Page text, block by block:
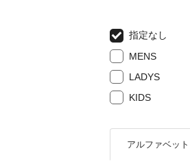
指定なし
MENS
LADYS
KIDS
アルファベット